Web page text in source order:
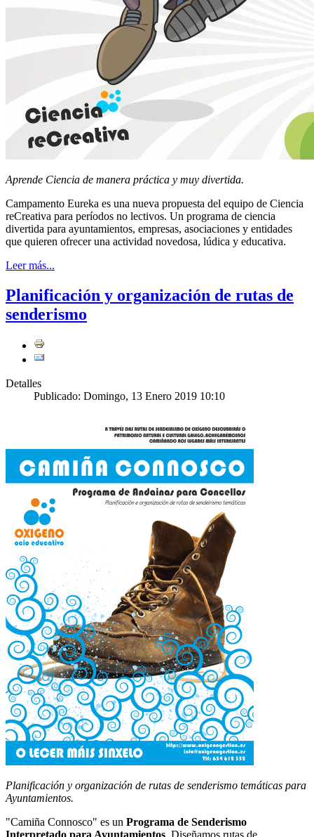
Aprende Ciencia de manera práctica y muy divertida.
Campamento Eureka es una nueva propuesta del equipo de Ciencia
reCreativa para períodos no lectivos. Un programa de ciencia
divertida para ayuntamientos, empresas, asociaciones y entidades
que quieren ofrecer una actividad novedosa, lúdica y educativa.
Leer más...
Planificación y organización de rutas de
senderismo
Detalles
Publicado: Domingo, 13 Enero 2019 10:10
Planificación y organización de rutas de senderismo temáticas para
Ayuntamientos.
"Camiña Connosco" es un Programa de Senderismo